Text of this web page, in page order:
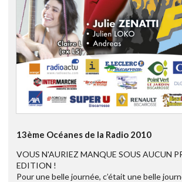
13ème Océanes de la Radio 2010
VOUS N'AURIEZ MANQUE SOUS AUCUN
EDITION !
Pour une belle journée, c’était une belle